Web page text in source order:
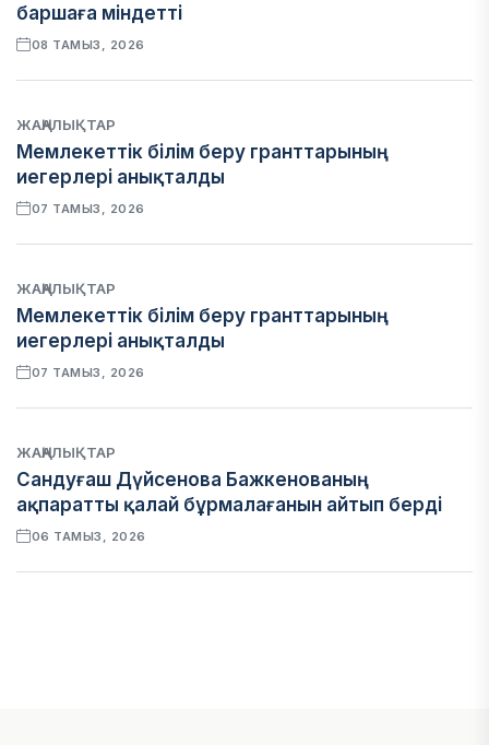
баршаға міндетті
08 ТАМЫЗ, 2026
ЖАҢАЛЫҚТАР
Мемлекеттік білім беру гранттарының
иегерлері анықталды
07 ТАМЫЗ, 2026
ЖАҢАЛЫҚТАР
Мемлекеттік білім беру гранттарының
иегерлері анықталды
07 ТАМЫЗ, 2026
ЖАҢАЛЫҚТАР
Сандуғаш Дүйсенова Бажкенованың
ақпаратты қалай бұрмалағанын айтып берді
06 ТАМЫЗ, 2026